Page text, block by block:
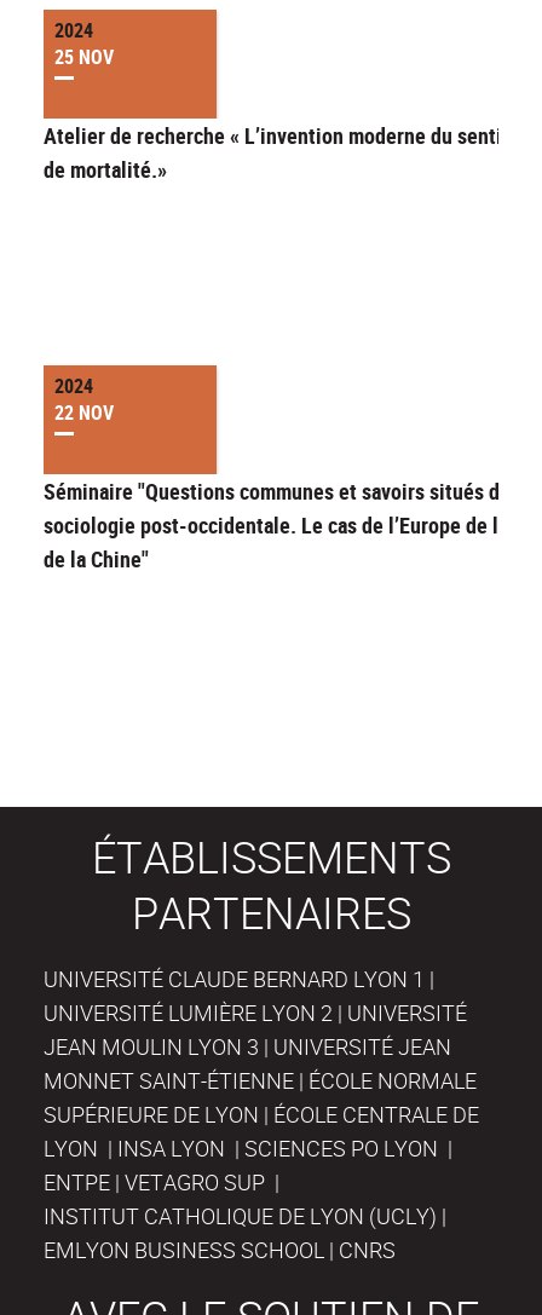
2024
25 NOV
Atelier de recherche « L’invention moderne du
de mortalité.»
2024
22 NOV
Séminaire "Questions communes et savoirs situés dans
sociologie post-occidentale. Le cas de l’Europe de l’Est
de la Chine"
ÉTABLISSEMENTS
PARTENAIRES
UNIVERSITÉ CLAUDE BERNARD LYON 1 |
UNIVERSITÉ LUMIÈRE LYON 2 | UNIVERSITÉ
JEAN MOULIN LYON 3 | UNIVERSITÉ JEAN
MONNET SAINT-ÉTIENNE | ÉCOLE NORMALE
SUPÉRIEURE DE LYON | ÉCOLE CENTRALE DE
LYON | INSA LYON | SCIENCES PO LYON |
ENTPE | VETAGRO SUP |
INSTITUT CATHOLIQUE DE LYON (UCLY) |
EMLYON BUSINESS SCHOOL | CNRS